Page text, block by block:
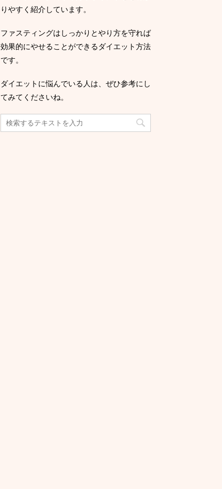
りやすく紹介しています。
ファスティングはしっかりとやり方を守れば
効果的にやせることができるダイエット方法
です。
ダイエットに悩んでいる人は、ぜひ参考にし
てみてくださいね。